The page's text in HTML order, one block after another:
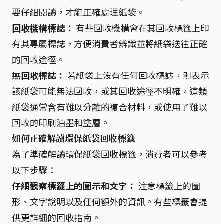
要仔細閱讀，才能正確處理紙袋。
回收機構標誌： 有些回收機構會在其回收標籤上印
有其專屬標誌，方便消費者辨識並將紙袋送往正確
的回收途徑。
無回收標誌： 若紙袋上沒有任何回收標誌，則表示
該紙袋可能無法回收，或其回收途徑不明確。這類
紙袋通常含有難以分離的複合材料，或使用了難以
回收的印刷油墨和塗層。
如何正確解讀環保紙袋回收標籤
為了準確解讀環保紙袋回收標籤，消費者可以參考
以下步驟：
仔細觀察標籤上的圖示和文字： 注意標籤上的圖
形、文字說明以及任何額外的資訊。有些標籤會提
供更詳細的回收指南。